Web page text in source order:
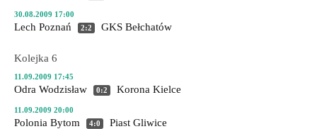
30.08.2009 17:00
Lech Poznań 2:2 GKS Bełchatów
Kolejka 6
11.09.2009 17:45
Odra Wodzisław 0:2 Korona Kielce
11.09.2009 20:00
Polonia Bytom 4:0 Piast Gliwice